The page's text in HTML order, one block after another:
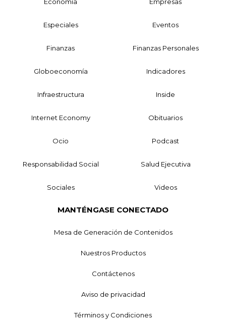
Especiales Eventos
Finanzas Finanzas Personales
Globoeconomía Indicadores
Infraestructura Inside
Internet Economy Obituarios
Ocio Podcast
Responsabilidad Social Salud Ejecutiva
Sociales Videos
MANTÉNGASE CONECTADO
Mesa de Generación de Contenidos
Nuestros Productos
Contáctenos
Aviso de privacidad
Términos y Condiciones